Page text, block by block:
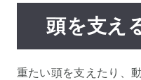
頭を支え
重たい頭を支えたり、